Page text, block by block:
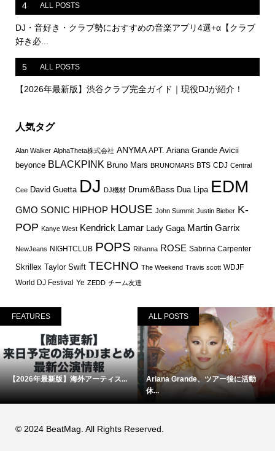
4 ALL POSTS
DJ・音好き・クラブ勢におすすめの音楽アプリ4選+α【クラブ
好き必...
5 ALL POSTS
【2026年最新版】渋谷クラブ完全ガイド｜現役DJが紹介！
人気タグ
Alan Walker AlphaTheta株式会社 ANYMA APT. Ariana Grande Avicii
beyonce BLACKPINK Bruno Mars BRUNOMARS BTS CDJ Central
Cee David Guetta DJ DJ機材 Drum&Bass Dua Lipa EDM
GMO SONIC HIPHOP HOUSE John Summit Justin Bieber K-
POP Kanye West Kendrick Lamar Lady Gaga Martin Garrix
NewJeans NIGHTCLUB POPS Rihanna ROSE Sabrina Carpenter
Skrillex Taylor Swift TECHNO The Weekend Travis scott WDJF
World DJ Festival Ye ZEDD チーム友達
FEATURES
【2026年最新版】海外アーティス...
ALL POSTS
Ariana Grande、ツアー後に活動
休...
© 2024 BeatMag. All Rights Reserved.